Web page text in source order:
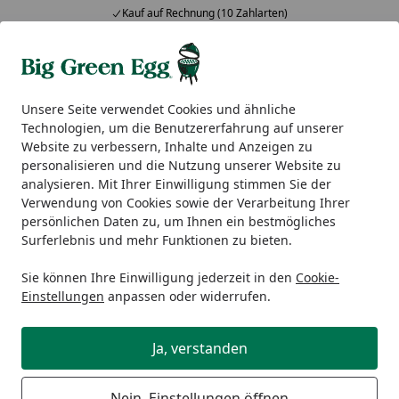
Unsere Seite verwendet Cookies und ähnliche
Technologien, um die Benutzererfahrung auf unserer
Website zu verbessern, Inhalte und Anzeigen zu
personalisieren und die Nutzung unserer Website zu
analysieren. Mit Ihrer Einwilligung stimmen Sie der
Verwendung von Cookies sowie der Verarbeitung Ihrer
persönlichen Daten zu, um Ihnen ein bestmögliches
Surferlebnis und mehr Funktionen zu bieten.
Sie können Ihre Einwilligung jederzeit in den Cookie-
Einstellungen anpassen oder widerrufen.
Ja, verstanden
Kauf auf Rechnung (10 Zahlarten)
Alle Produkte
Mein Konto
Suchen
Startseite
Big Green Egg Zubehör Kohle & Räucherholz
Big Green Egg 100% naturbelassene
Holzkohle 9 kg
(1 Bewertung)